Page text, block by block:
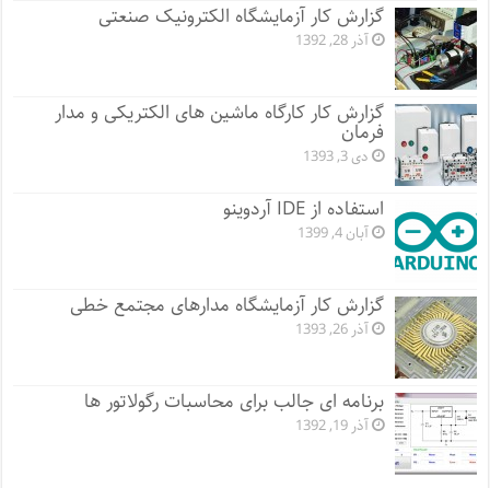
گزارش کار آزمایشگاه الکترونیک صنعتی
آذر 28, 1392
گزارش کار کارگاه ماشین های الکتریکی و مدار
فرمان
دی 3, 1393
استفاده از IDE آردوینو
آبان 4, 1399
گزارش کار آزمایشگاه مدارهای مجتمع خطی
آذر 26, 1393
برنامه ای جالب برای محاسبات رگولاتور ها
آذر 19, 1392